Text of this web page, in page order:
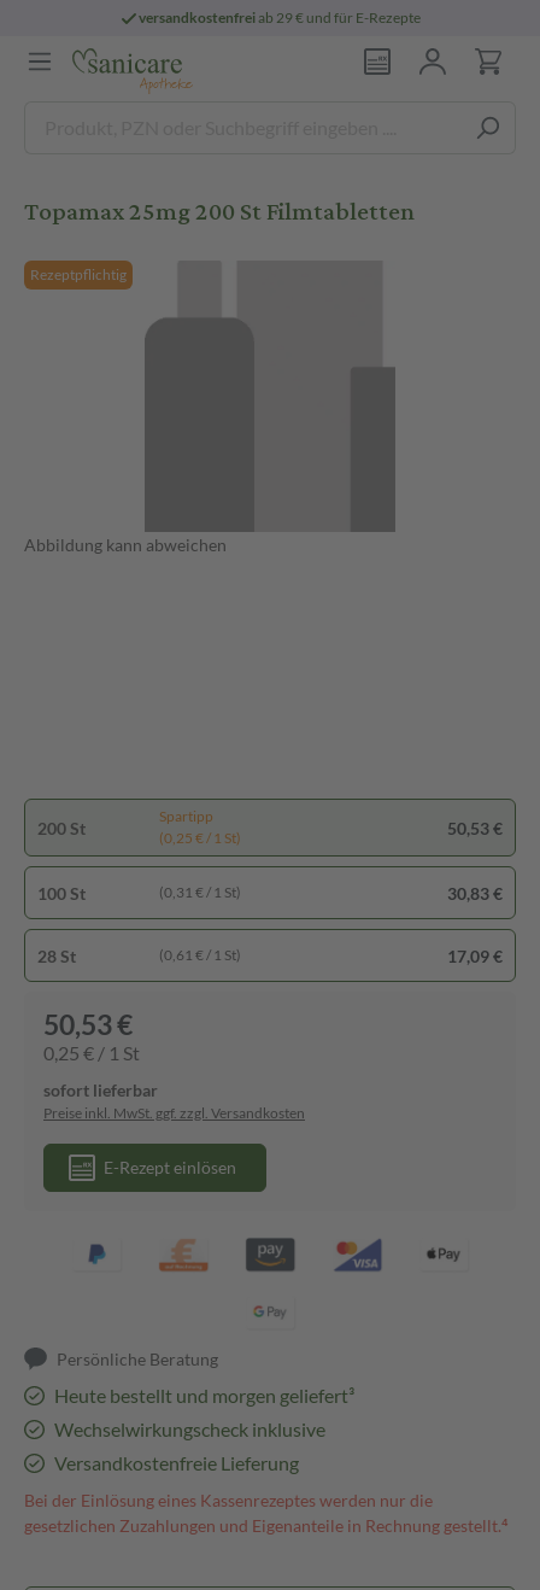
versandkostenfreiab 29 € und für E-Rezepte
Topamax 25mg 200 St Filmtabletten
Rezeptpflichtig
Abbildung kann abweichen
200 St
Spartipp
(0,25 € / 1 St)
50,53 €
100 St (0,31 € / 1 St) 30,83 €
28 St (0,61 € / 1 St) 17,09 €
50,53 €
0,25 € / 1 St
sofort lieferbar
Preise inkl. MwSt. ggf. zzgl. Versandkosten
E-Rezept einlösen
Persönliche Beratung
Heute bestellt und morgen geliefert³
Wechselwirkungscheck inklusive
Versandkostenfreie Lieferung
Bei der Einlösung eines Kassenrezeptes werden nur die
gesetzlichen Zuzahlungen und Eigenanteile in Rechnung gestellt.⁴